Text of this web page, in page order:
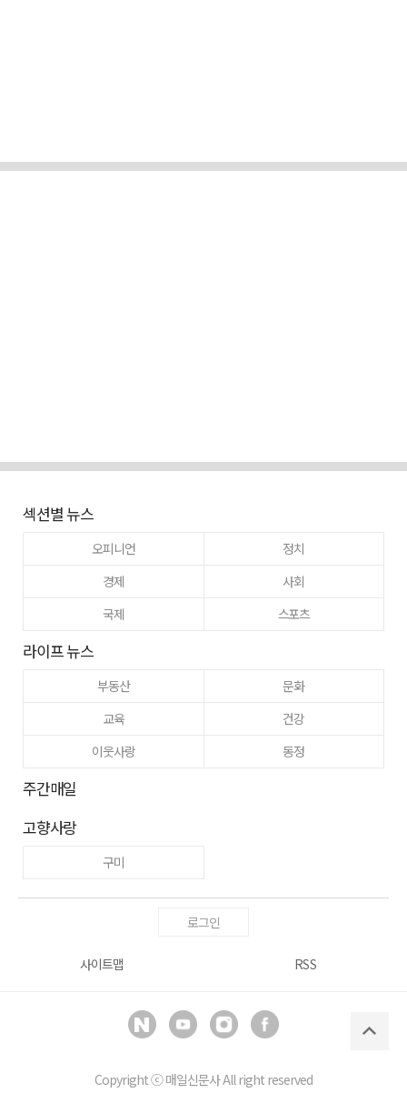
섹션별 뉴스
오피니언
정치
경제
사회
국제
스포츠
라이프 뉴스
부동산
문화
교육
건강
이웃사랑
동정
주간매일
고향사랑
구미
로그인
사이트맵 RSS
Copyright ⓒ매일신문사All right reserved